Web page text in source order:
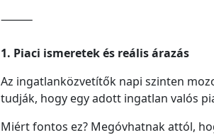
⸻
1. Piaci ismeretek és reális árazás
Az ingatlanközvetítők napi szinten
tudják, hogy egy adott ingatlan valós
Miért fontos ez? Megóvhatnak attól,